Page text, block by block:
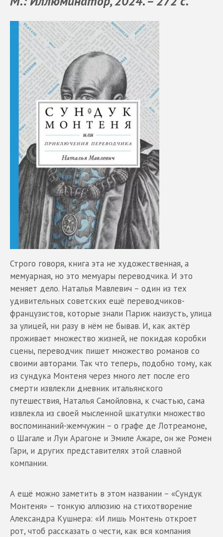
Строго говоря, книга эта не художественная, а
мемуарная, но это мемуары переводчика. И это
меняет дело. Наталья Мавлевич – один из тех
удивительных советских ещё переводчиков-
французистов, которые знали Париж наизусть, улица
за улицей, ни разу в нём не бывав. И, как актёр
проживает множество жизней, не покидая коробки
сцены, переводчик пишет множество романов со
своими авторами. Так что теперь, подобно тому, как
из сундука Монтеня через много лет после его
смерти извлекли дневник итальянского
путешествия, Наталья Самойловна, к счастью, сама
извлекла из своей мысленной шкатулки множество
воспоминаний-жемчужин – о графе де Лотреамоне,
о Шагале и Луи Арагоне и Эмиле Ажаре, он же Ромен
Гари, и других представителях этой славной
компании.
А ещё можно заметить в этом названии – «Сундук
Монтеня» – тонкую аллюзию на стихотворение
Александра Кушнера: «И лишь Монтень откроет
рот, чтоб рассказать о чести, как вся компания